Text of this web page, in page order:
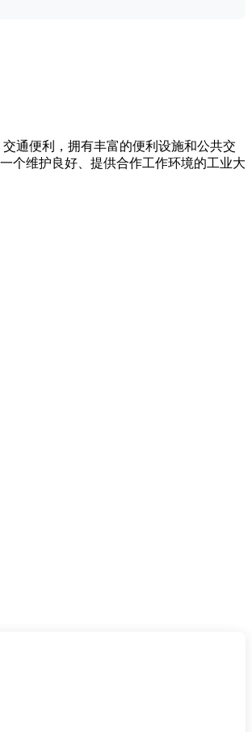
通便利，拥有丰富的便利设施和公共交
个维护良好、提供合作工作环境的工业大